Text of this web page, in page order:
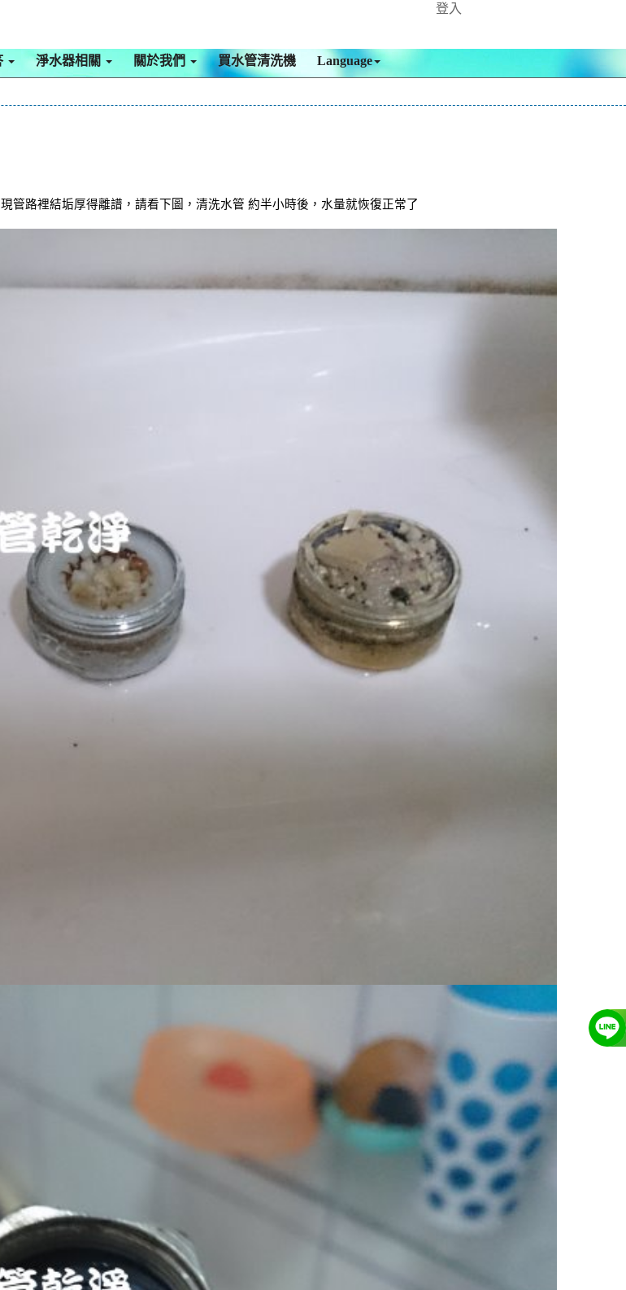
登入
淨水器相關 關於我們 買水管清洗機 Language
管路裡結垢厚得離譜，請看下圖，清洗水管 約半小時後，水量就恢復正常了